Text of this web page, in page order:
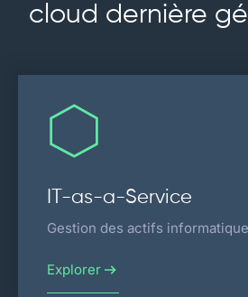
cloud dernière
IT-as-a-Service
Gestion des actifs
Explorer